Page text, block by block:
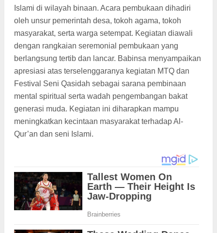
Islami di wilayah binaan. Acara pembukaan dihadiri
oleh unsur pemerintah desa, tokoh agama, tokoh
masyarakat, serta warga setempat. Kegiatan diawali
dengan rangkaian seremonial pembukaan yang
berlangsung tertib dan lancar. Babinsa menyampaikan
apresiasi atas terselenggaranya kegiatan MTQ dan
Festival Seni Qasidah sebagai sarana pembinaan
mental spiritual serta wadah pengembangan bakat
generasi muda. Kegiatan ini diharapkan mampu
meningkatkan kecintaan masyarakat terhadap Al-
Qur’an dan seni Islami.